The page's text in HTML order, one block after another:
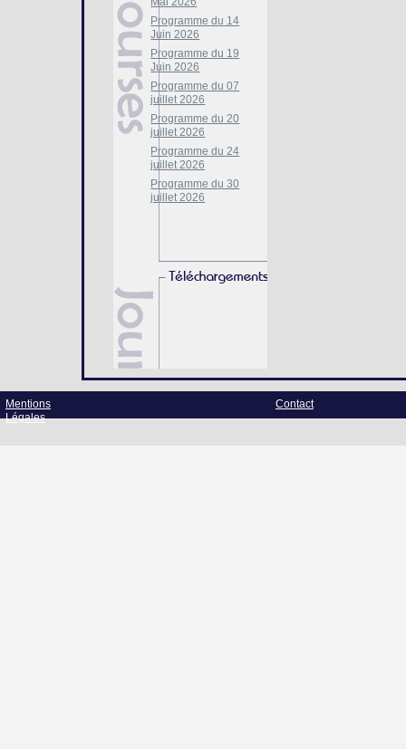
Programme du 14
Juin 2026
Programme du 19
Juin 2026
Programme du 07
juillet 2026
Programme du 20
juillet 2026
Programme du 24
juillet 2026
Programme du 30
juillet 2026
Mentions
Légales
Contact